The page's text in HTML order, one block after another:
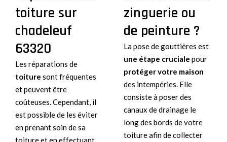
toiture sur
chadeleuf
63320
Les réparations de
toiture sont fréquentes
et peuvent être
coûteuses. Cependant, il
est possible de les éviter
en prenant soin de sa
toiture et en effectuant
zinguerie ou
de peinture ?
La pose de gouttières est
une étape cruciale pour
protéger votre maison
des intempéries. Elle
consiste à poser des
canaux de drainage le
long des bords de votre
toiture afin de collecter